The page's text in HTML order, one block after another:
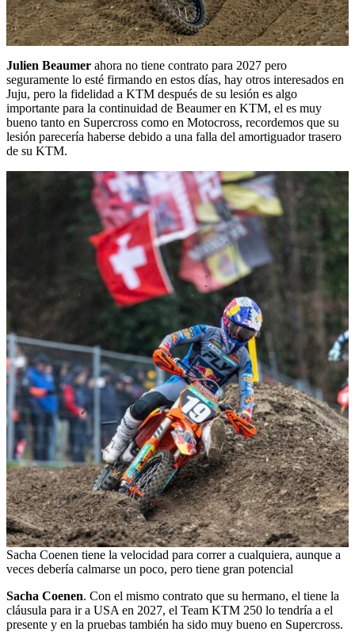
Julien Beaumer ahora no tiene contrato para 2027 pero
seguramente lo esté firmando en estos días, hay otros interesados en
Juju, pero la fidelidad a KTM después de su lesión es algo
importante para la continuidad de Beaumer en KTM, el es muy
bueno tanto en Supercross como en Motocross, recordemos que su
lesión parecería haberse debido a una falla del amortiguador trasero
de su KTM.
Sacha Coenen tiene la velocidad para correr a cualquiera, aunque a
veces debería calmarse un poco, pero tiene gran potencial
Sacha Coenen. Con el mismo contrato que su hermano, el tiene la
cláusula para ir a USA en 2027, el Team KTM 250 lo tendría a el
presente y en la pruebas también ha sido muy bueno en Supercross.